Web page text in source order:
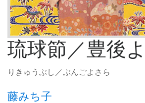
琉球節／豊後
りきゅうぶし／ぶんごよさら
藤みち子